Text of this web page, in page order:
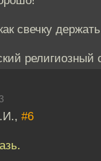
свечку
религиозный
#6